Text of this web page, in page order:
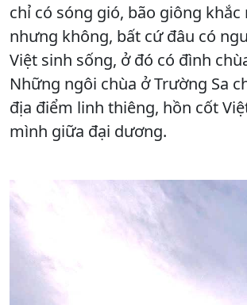
chỉ có sóng gió, bão giông khắc
nhưng không, bất cứ đâu có
Việt sinh sống, ở đó có đình
Những ngôi chùa ở Trường Sa
địa điểm linh thiêng, hồn cốt
mình giữa đại dương.